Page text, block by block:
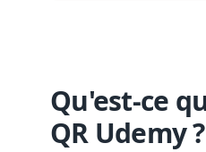
Qu'est-ce
QR Udemy ?